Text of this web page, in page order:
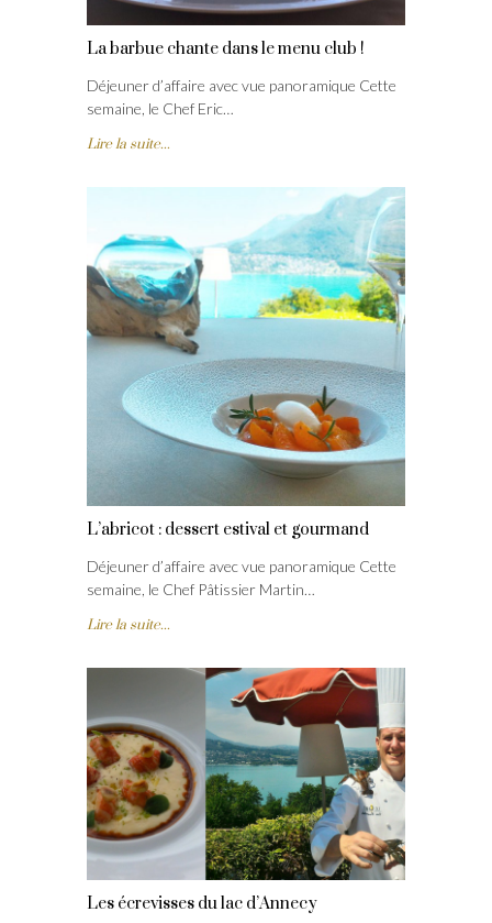
La barbue chante dans le menu club !
Déjeuner d’affaire avec vue panoramique Cette
semaine, le Chef Eric…
Lire la suite...
L’abricot : dessert estival et gourmand
Déjeuner d’affaire avec vue panoramique Cette
semaine, le Chef Pâtissier Martin…
Lire la suite...
Les écrevisses du lac d’Annecy